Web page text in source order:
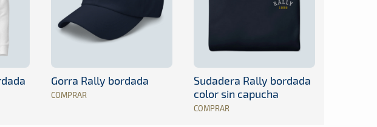
Gorra Rally bordada
COMPRAR
Sudadera Rally bordada
color sin capucha
COMPRAR